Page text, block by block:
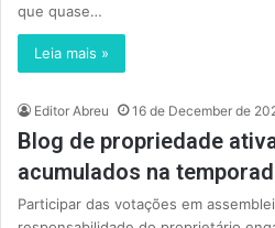
que quase…
Leia mais »
Editor Abreu 16 de December de
Blog de propriedade
acumulados na
Participar das votações em